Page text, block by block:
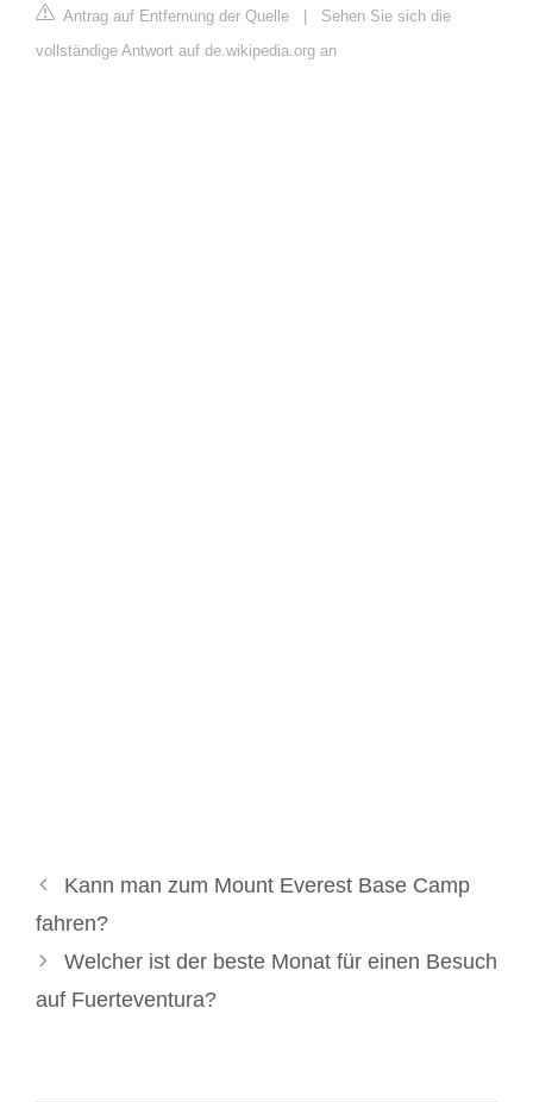
Antrag auf Entfernung der Quelle | Sehen Sie sich die
vollständige Antwort auf de.wikipedia.org an
Kann man zum Mount Everest Base Camp
fahren?
Welcher ist der beste Monat für einen Besuch
auf Fuerteventura?